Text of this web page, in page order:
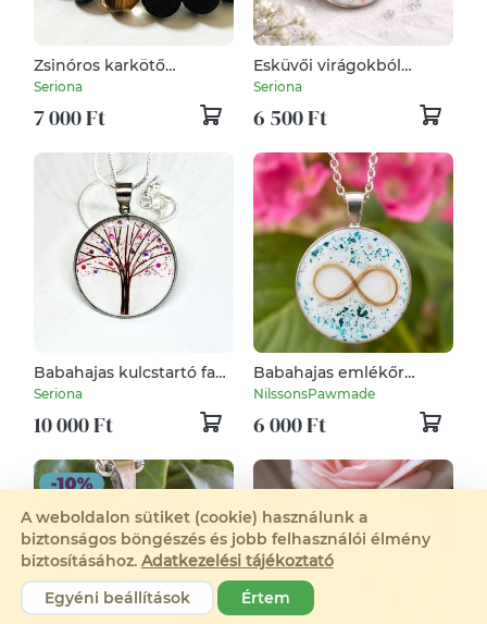
Zsinóros karkötő
lávakővel és hajas
Seriona
7 000 Ft
Esküvői virágokból
emlékőr medál
Seriona
6 500 Ft
Babahajas kulcstartó fa
motívummal
Seriona
10 000 Ft
Babahajas emlékőr
egyedi mintával
NilssonsPawmade
6 000 Ft
A weboldalon sütiket (cookie) használunk a
biztonságos böngészés és jobb felhasználói élmény
biztosításához. Adatkezelési tájékoztató
Egyéni beállítások
Értem